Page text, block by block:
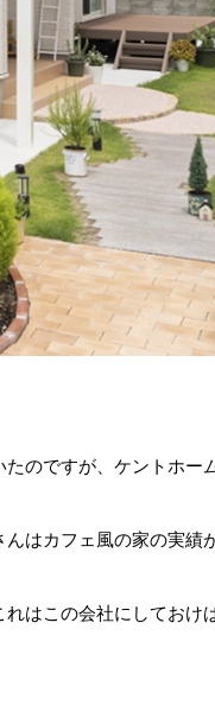
のですが、ケントホー
はカフェ風の家の実績
はこの会社にしておけ